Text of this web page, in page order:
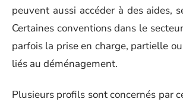
peuvent aussi accéder à des aides,
Certaines conventions dans le
parfois la prise en charge, partielle
liés au déménagement.
Plusieurs profils sont concernés par